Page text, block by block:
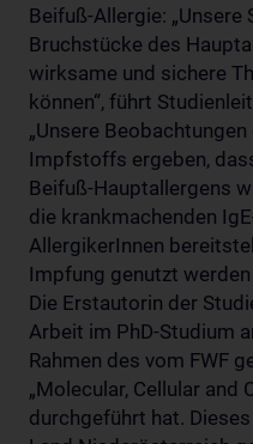
Beifuß-Allergie: „Unsere
Bruchstücke des
wirksame und sichere
können“, führt
„Unsere
Impfstoffs ergeben,
Beifuß-Hauptallergens
die krankmachenden
AllergikerInnen
Impfung genutzt werden
Die Erstautorin der
Arbeit im PhD-Studium
Rahmen des vom FWF
„Molecular, Cellular and
durchgeführt hat.